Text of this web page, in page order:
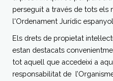
perseguit a través de tots els
l'Ordenament Jurídic
Els drets de propietat
estan destacats
tot aquell que accedeixi a
responsabilitat de